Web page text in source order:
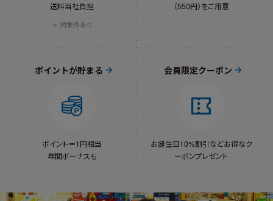
送料当社負担
対象外あり
（550円）をご用意
ポイントが貯まる
ポイント＝1円相当
年間ボーナスも
会員限定クーポン
お誕生日10%割引などお得なク
ーポンプレゼント